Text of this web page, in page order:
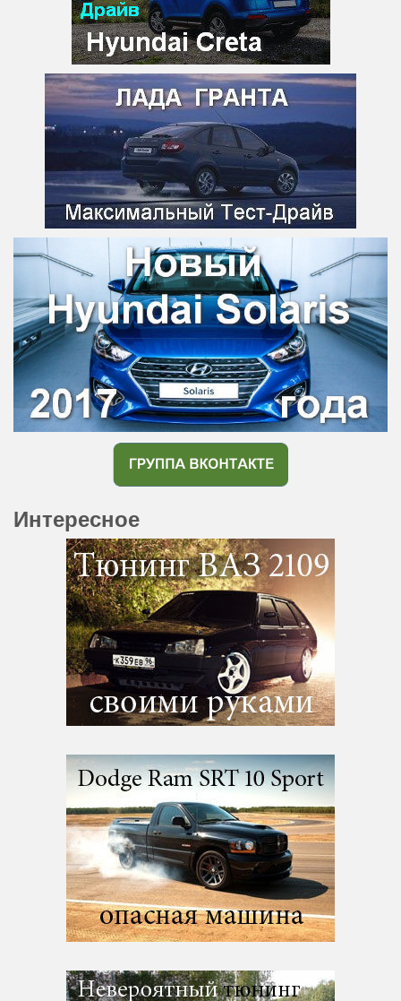
Интересное